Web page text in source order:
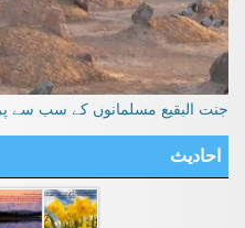
جنت البقیع مسلمانوں کے سب سے
احادیث